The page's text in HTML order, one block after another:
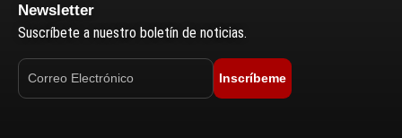
Newsletter
Suscríbete a nuestro boletín de noticias.
Inscríbeme